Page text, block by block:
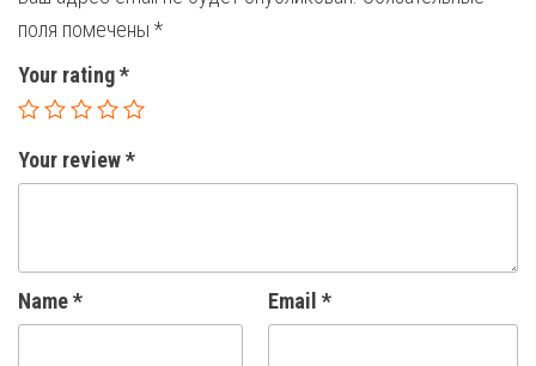
поля помечены *
Your rating*
Your review*
Name* Email *